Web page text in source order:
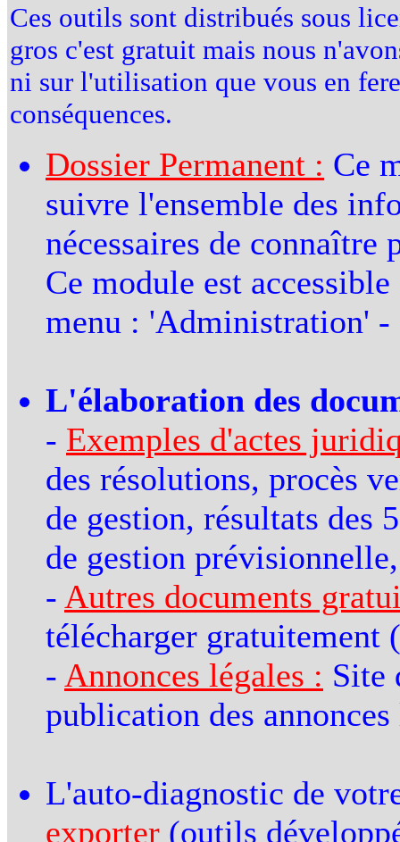
Ces outils sont distribués sous
gros c'est gratuit mais nous
ni sur l'utilisation que vous en
conséquences.
Dossier Permanent : Ce
suivre l'ensemble des
nécessaires de
Ce module est
menu : 'Administration' -
L'élaboration des
- Exemples d'actes
des résolutions, procès
de gestion, résultats des
de gestion
- Autres documents
télécharger
- Annonces légales : Site
publication des annonces
L'auto-diagnostic de
exporter (outils